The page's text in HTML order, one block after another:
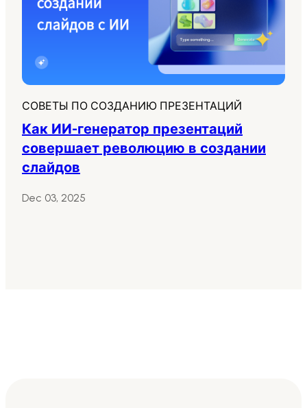
СОВЕТЫ ПО СОЗДАНИЮ ПРЕЗЕНТАЦИЙ
Как ИИ-генератор презентаций
совершает революцию в создании
слайдов
Dec 03, 2025